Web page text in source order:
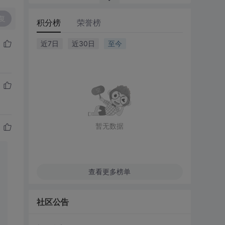
积分榜 荣誉榜
近7日 近30日 至今
暂无数据
查看更多榜单
社区公告